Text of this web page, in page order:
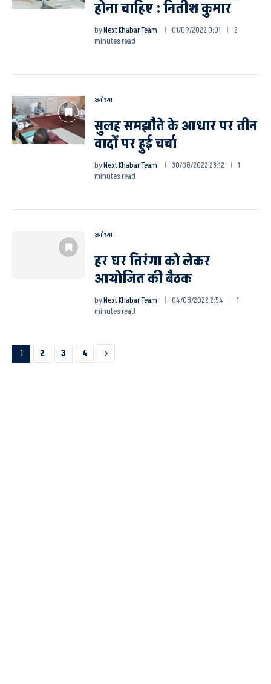
होना चाहिए : नितीश कुमार
byNext Khabar Team 01/09/2022 0:01
2
minutes read
अयोध्या
सुलह समझौते के आधार पर तीन
वादों पर हुई चर्चा
byNext Khabar Team 30/08/2022 23:12
1
minutes read
अयोध्या
हर घर तिरंगा को लेकर
आयोजित की बैठक
byNext Khabar Team 04/08/2022 2:54
1
minutes read
1 2 3 4